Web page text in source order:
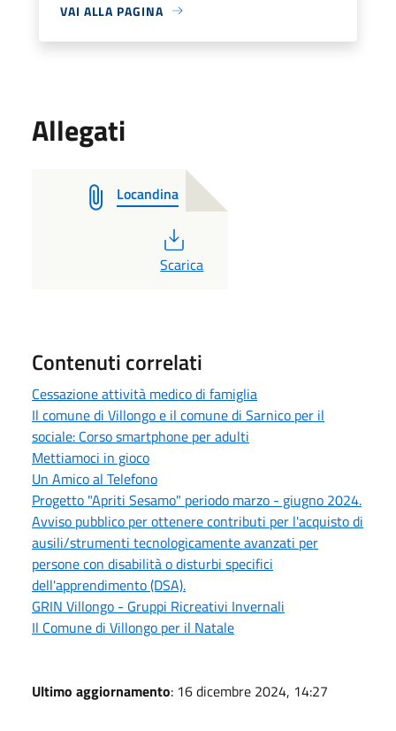
VAI ALLA PAGINA
Allegati
Locandina
PDF
Scarica
Contenuti correlati
Cessazione attività medico di famiglia
Il comune di Villongo e il comune di Sarnico per il
sociale: Corso smartphone per adulti
Mettiamoci in gioco
Un Amico al Telefono
Progetto "Apriti Sesamo" periodo marzo - giugno 2024.
Avviso pubblico per ottenere contributi per l'acquisto di
ausili/strumenti tecnologicamente avanzati per
persone con disabilità o disturbi specifici
dell'apprendimento (DSA).
GRIN Villongo - Gruppi Ricreativi Invernali
Il Comune di Villongo per il Natale
Ultimo aggiornamento: 16 dicembre 2024, 14:27